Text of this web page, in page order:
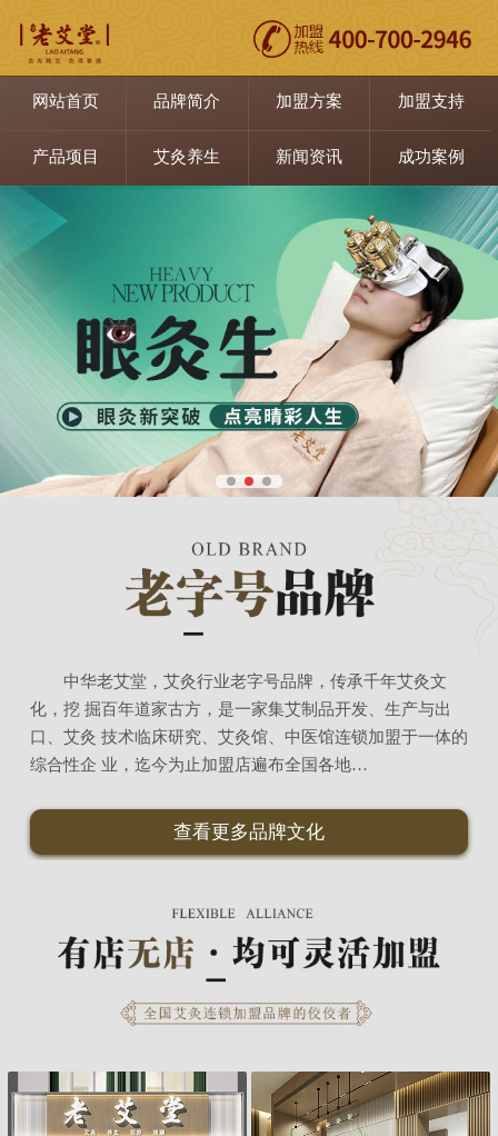
网站首页 品牌简介 加盟方案 加盟支持
产品项目 艾灸养生 新闻资讯 成功案例
中华老艾堂，艾灸行业老字号品牌，传承千年艾灸文
化，挖 掘百年道家古方，是一家集艾制品开发、生产与出
口、艾灸 技术临床研究、艾灸馆、中医馆连锁加盟于一体的
综合性企 业，迄今为止加盟店遍布全国各地…
查看更多品牌文化